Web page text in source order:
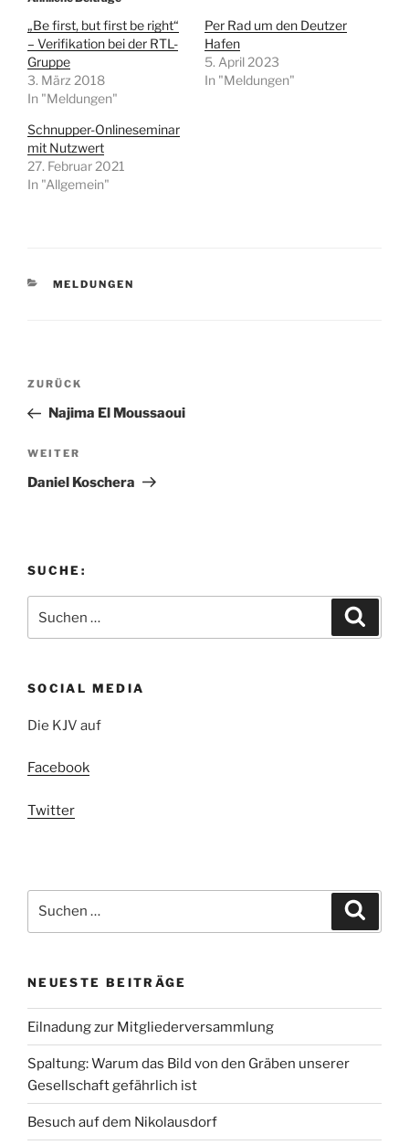
„Be first, but first be right“
– Verifikation bei der RTL-
Gruppe
3. März 2018
In "Meldungen"
Per Rad um den Deutzer
Hafen
5. April 2023
In "Meldungen"
Schnupper-Onlineseminar
mit Nutzwert
27. Februar 2021
In "Allgemein"
KATEGORIEN
MELDUNGEN
Beitragsnavigation
Vorheriger
Beitrag
ZURÜCK
Najima El Moussaoui
Nächster
Beitrag
WEITER
Daniel Koschera
SUCHE:
nach:
SOCIAL MEDIA
Die KJV auf
Facebook
Twitter
nach:
NEUESTE BEITRÄGE
Eilnadung zur Mitgliederversammlung
Spaltung: Warum das Bild von den Gräben unserer
Gesellschaft gefährlich ist
Besuch auf dem Nikolausdorf